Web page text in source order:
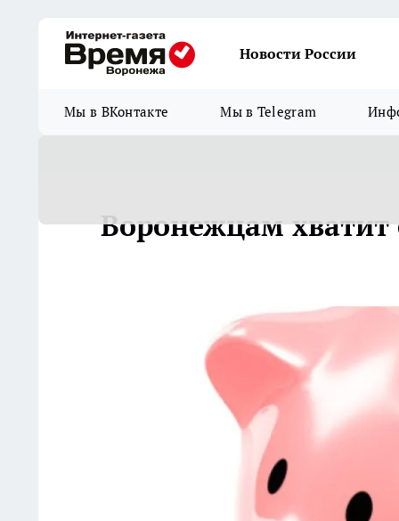
Новости России
Мы в ВКонтакте Мы в Telegram
Воронежцам хватит